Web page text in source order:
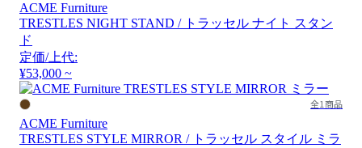
ACME Furniture
TRESTLES NIGHT STAND / トラッセル ナイト スタン
ド
定価/上代:
¥53,000 ~
全1商品
ACME Furniture
TRESTLES STYLE MIRROR / トラッセル スタイル ミラ